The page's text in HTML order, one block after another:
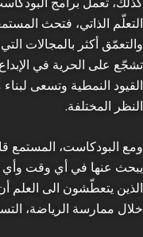
التعلّم الذاتي، فتحث
والتعمّق أكثر بالمجالات
تشجّع على الحرية في
القيود النمطية وتسعى
النظر المختلفة.
ومع البودكاست، المستمع
يبحث عنها في أي وقت وأي
الذين يتعطّشون الى العلم
خلال ممارسة الرياضة،